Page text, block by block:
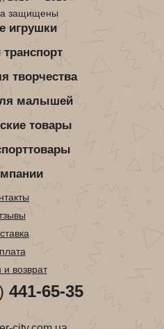
защищены
игрушки
транспорт
творчества
малышей
товары
возврат
441-65-35